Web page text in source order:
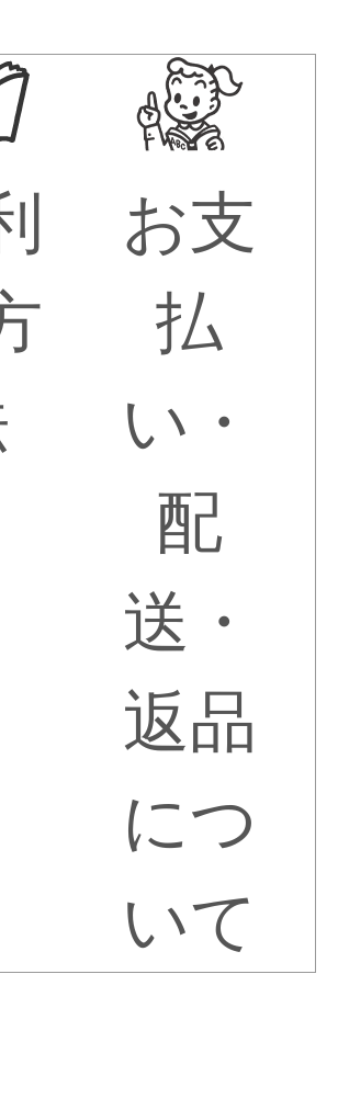
お支
払
い・
配
送・
返品
につ
いて